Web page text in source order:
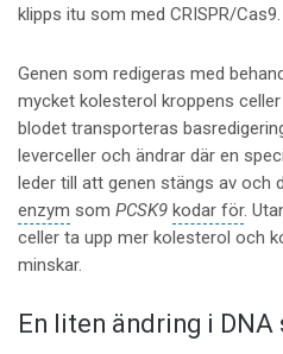
klipps itu som med CRISPR/Cas9.
Genen som redigeras med
mycket kolesterol kroppens
blodet transporteras
leverceller och ändrar där en
leder till att genen stängs av och
enzym som PCSK9 kodar för.
celler ta upp mer kolesterol och
minskar.
En liten ändring i